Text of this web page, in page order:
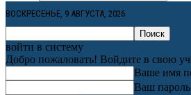
ВОСКРЕСЕНЬЕ, 9 АВГУСТА, 2026
войти в систему
Добро пожаловать! Войдите в свою
Ваше имя
Ваш пароль